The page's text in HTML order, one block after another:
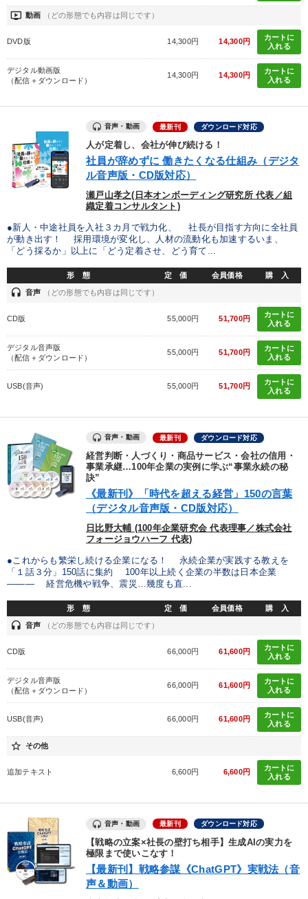
オーナー社長の「現場力の経営」＋現場の「儲ける力」をさらに
高める教材２選
【最新刊】時代を超える経営150の言葉＋社長のスピーチ・話材
集２タイトル
業種
卸売・小売・飲食業 建設・不動産業
IT・サービス・金融業 コンサルタント 専門家
キーワード
金融
稲盛和夫 創業者
ondemand_video 経営音声・動画を探す refresh 更新する
全国経営者セミナー収録物以外の経営教材（全762タイトル）からお探
しいただけます
カテゴリー
【6月】音声・映像 《強い財務を実践する経営者》講話４選
社員が自律的に動き出す組織づくり
全国経営者セミナー収録〈売れ筋・人気ランキング〉＆新刊・好
評講話
経営者のための《音声・動画で学ぶ》講演シリーズ
経済・景気・相場予測
マーケティング
最新刊・戦略参謀ChatGPT実戦法と中小企業のDXと講話ご案内
タル版（音声／動画ストリーミング・ダウンロード）
目的別
組織を強化したい リーダーの魅力向上
ondemand_video 動画 （どの形態でも内容は同じです）
DVD版 14,300円 14,300円
カートに
入れる
デジタル動画版
（配信＋ダウンロード）
14,300円 14,300円
カートに
入れる
音声・動画 最新刊 ダウンロード対応
人が定着し、会社が伸び続ける！
社員が辞めずに 働きたくなる仕組み（デジタ
ル音声版・CD版対応）
瀬戸山孝之(日本オンボーディング研究所 代表／組
織定着コンサルタント)
●新人・中途社員を入社３カ月で戦力化、 社長が目指す方向に全社員
が動き出す！ 採用環境が変化し、人材の流動化も加速するいま、
「どう採るか」以上に「どう定着させ、どう育て...
形 態 定 価 会員価格 購 入
headset 音声 （どの形態でも内容は同じです）
CD版 55,000円 51,700円
カートに
入れる
デジタル音声版
（配信＋ダウンロード）
55,000円 51,700円
カートに
入れる
USB(音声) 55,000円 51,700円
カートに
入れる
音声・動画 最新刊 ダウンロード対応
経営判断・人づくり・商品サービス・会社の信用・
事業承継…100年企業の実例に学ぶ“事業永続の秘
訣”
《最新刊》「時代を超える経営」150の言葉
（デジタル音声版・CD版対応）
日比野大輔 (100年企業研究会 代表理事／株式会社
フォージョウハーフ 代表)
●これからも繁栄し続ける企業になる！ 永続企業が実践する教えを
「１話３分」150話に集約 100年以上続く企業の半数は日本企業
――― 経営危機や戦争、震災…幾度も直...
形 態 定 価 会員価格 購 入
headset 音声 （どの形態でも内容は同じです）
CD版 66,000円 61,600円
カートに
入れる
デジタル音声版
（配信＋ダウンロード）
66,000円 61,600円
カートに
入れる
USB(音声) 66,000円 61,600円
カートに
入れる
star_border その他
追加テキスト 6,600円 6,600円
カートに
入れる
音声・動画 最新刊 ダウンロード対応
【戦略の立案×社長の壁打ち相手】生成AIの実力を
極限まで使いこなす！
【最新刊】戦略参謀《ChatGPT》実戦法（音
声＆動画）